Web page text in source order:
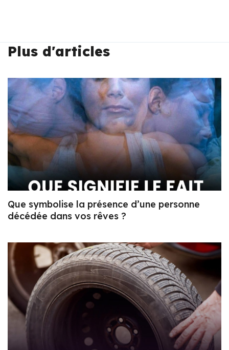
Plus d'articles
Que symbolise la présence d’une personne
décédée dans vos rêves ?